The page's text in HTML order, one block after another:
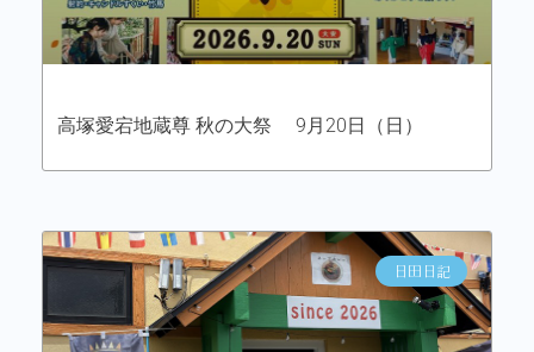
高塚愛宕地蔵尊 秋の大祭 9月20日（日）
日田日記